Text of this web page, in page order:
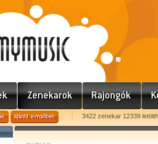
3422 zenekar 12339